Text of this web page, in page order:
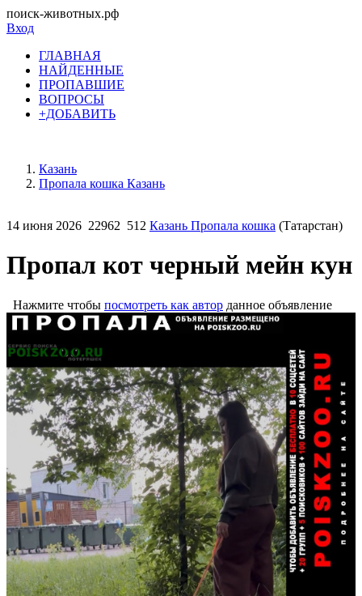
поиск-животных.рф
Вход
ГЛАВНАЯ
НАЙДЕННЫЕ
ПРОПАВШИЕ
ВОПРОСЫ
+ДОБАВИТЬ
Казань
Пропала кошка Казань
14 июня 2026 22962 512 Казань Пропала кошка (Татарстан)
Пропал кот черный мейн кун
Нажмите чтобы посмотреть как автор данное объявление